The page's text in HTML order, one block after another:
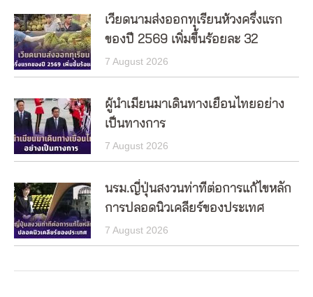
เวียดนามส่งออกทุเรียนห้วงครึ่งแรก
ของปี 2569 เพิ่มขึ้นร้อยละ 32
7 August 2026
ผู้นำเมียนมาเดินทางเยือนไทยอย่าง
เป็นทางการ
7 August 2026
นรม.ญี่ปุ่นสงวนท่าทีต่อการแก้ไขหลัก
การปลอดนิวเคลียร์ของประเทศ
7 August 2026